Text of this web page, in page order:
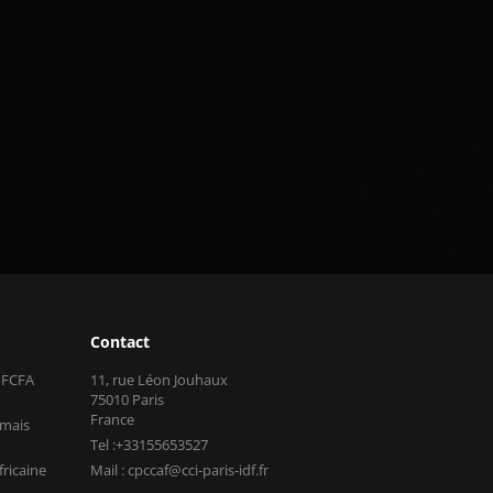
Contact
11, rue Léon Jouhaux
75010 Paris
France
Tel :+33155653527
Mail : cpccaf@cci-paris-idf.fr